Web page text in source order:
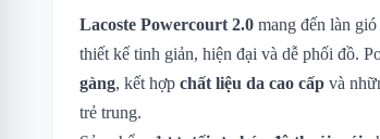
Lacoste Powercourt 2.0 mang đến làn
thiết kế tinh giản, hiện đại và dễ phối đồ.
gàng, kết hợp chất liệu da cao cấp và
trẻ trung.